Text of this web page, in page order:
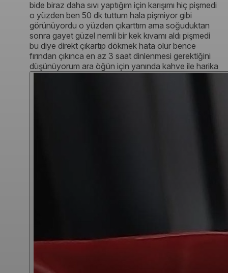
bide biraz daha sıvı yaptığım için karışımı hiç pişmedi
o yüzden ben 50 dk tuttum hala pişmiyor gibi
görünüyordu o yüzden çıkarttım ama soğuduktan
sonra gayet güzel nemli bir kek kıvamı aldı pişmedi
bu diye direkt çıkartıp dökmek hata olur bence
fırından çıkınca en az 3 saat dinlenmesi gerektiğini
düşünüyorum ara öğün için yanında kahve ile harika